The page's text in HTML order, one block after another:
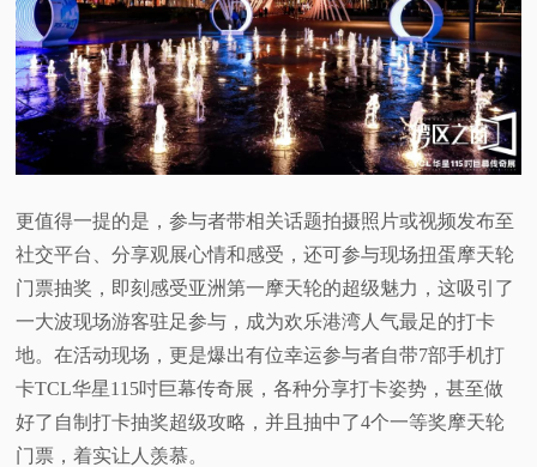
更值得一提的是，参与者带相关话题拍摄照片或视频发布至
社交平台、分享观展心情和感受，还可参与现场扭蛋摩天轮
门票抽奖，即刻感受亚洲第一摩天轮的超级魅力，这吸引了
一大波现场游客驻足参与，成为欢乐港湾人气最足的打卡
地。在活动现场，更是爆出有位幸运参与者自带7部手机打
卡TCL华星115吋巨幕传奇展，各种分享打卡姿势，甚至做
好了自制打卡抽奖超级攻略，并且抽中了4个一等奖摩天轮
门票，着实让人羡慕。